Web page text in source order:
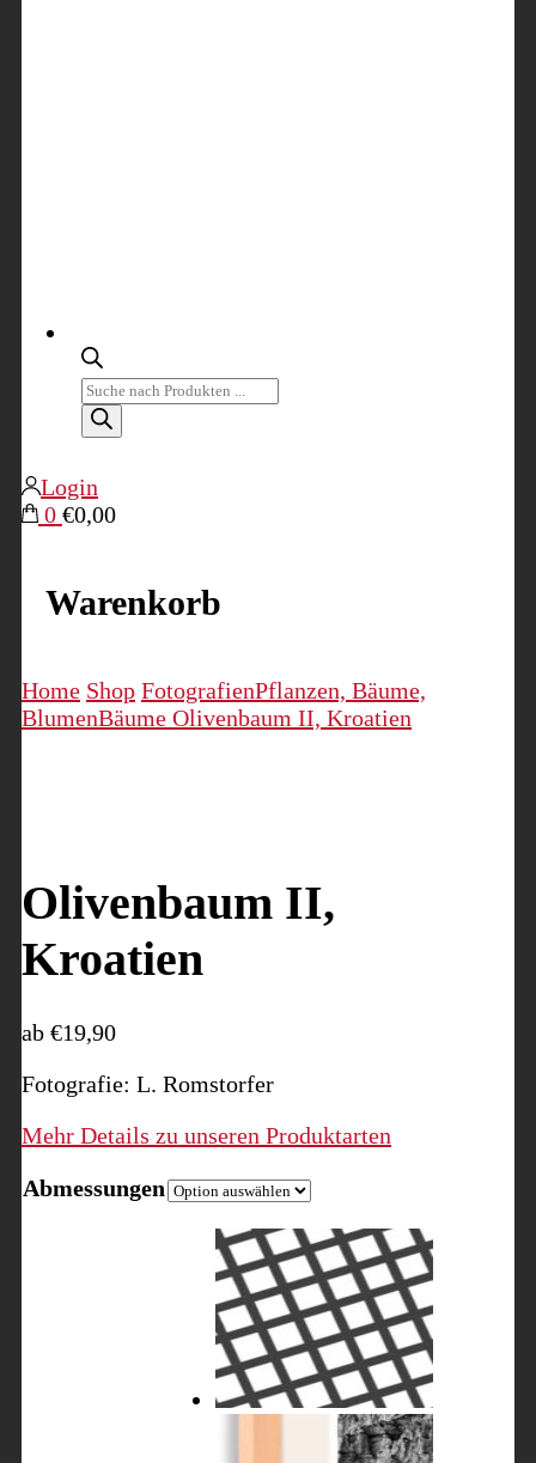
Products
search
Login
0 €0,00
Warenkorb
Home Shop FotografienPflanzen, Bäume,
BlumenBäume Olivenbaum II, Kroatien
Olivenbaum II,
Kroatien
ab €19,90
Fotografie: L. Romstorfer
Mehr Details zu unseren Produktarten
Abmessungen